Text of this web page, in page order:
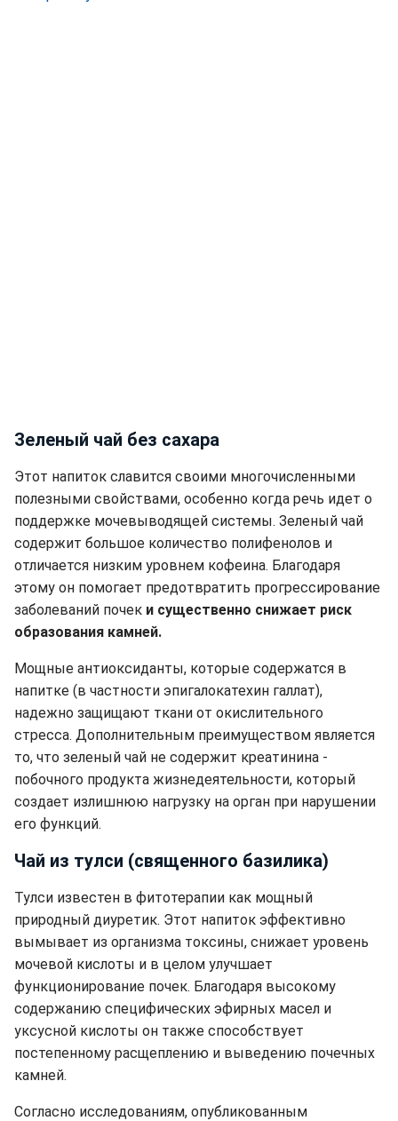
Зеленый чай без сахара
Этот напиток славится своими многочисленными
полезными свойствами, особенно когда речь идет о
поддержке мочевыводящей системы. Зеленый чай
содержит большое количество полифенолов и
отличается низким уровнем кофеина. Благодаря
этому он помогает предотвратить прогрессирование
заболеваний почек и существенно снижает риск
образования камней.
Мощные антиоксиданты, которые содержатся в
напитке (в частности эпигалокатехин галлат),
надежно защищают ткани от окислительного
стресса. Дополнительным преимуществом является
то, что зеленый чай не содержит креатинина -
побочного продукта жизнедеятельности, который
создает излишнюю нагрузку на орган при нарушении
его функций.
Чай из тулси (священного базилика)
Тулси известен в фитотерапии как мощный
природный диуретик. Этот напиток эффективно
вымывает из организма токсины, снижает уровень
мочевой кислоты и в целом улучшает
функционирование почек. Благодаря высокому
содержанию специфических эфирных масел и
уксусной кислоты он также способствует
постепенному расщеплению и выведению почечных
камней.
Согласно исследованиям, опубликованным